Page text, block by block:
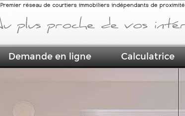
Premier réseau de courtiers immobiliers indépendants de proximité
Demande en ligne Calculatrice